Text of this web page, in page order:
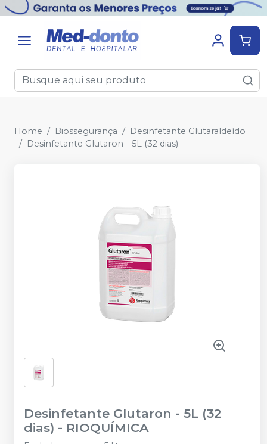
Home Biossegurança
Desinfetante Glutaraldeído
Desinfetante Glutaron - 5L (32 dias)
Desinfetante Glutaron - 5L (32
dias) - RIOQUÍMICA